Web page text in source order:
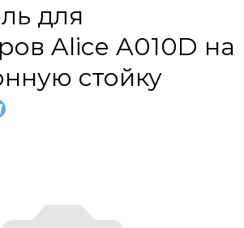
для
Alice A010D на
стойку